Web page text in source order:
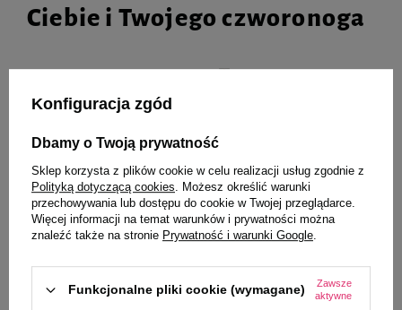
Ciebie i Twojego czworonoga
Zawieszka Adresówka
116,90 zł
- +
Do koszyka
jagnięcina 150 g
8,23 zł 54,87 zł / kg
-
Do koszyka
Konfiguracja zgód
Dbamy o Twoją prywatność
Sklep korzysta z plików cookie w celu realizacji usług zgodnie z
Polityką dotyczącą cookies. Możesz określić warunki
przechowywania lub dostępu do cookie w Twojej przeglądarce.
Więcej informacji na temat warunków i prywatności można
znaleźć także na stronie Prywatność i warunki Google.
Funkcjonalne pliki cookie (wymagane)
Zawsze
aktywne